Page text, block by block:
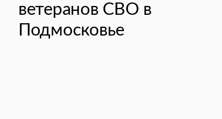
ветеранов СВО в
Подмосковье